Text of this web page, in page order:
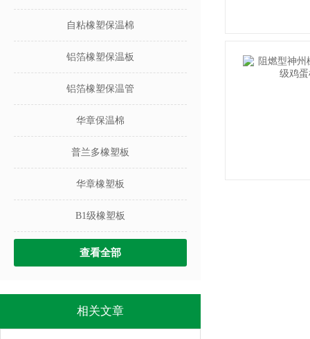
自粘橡塑保温棉
铝箔橡塑保温板
铝箔橡塑保温管
华章保温棉
普兰多橡塑板
华章橡塑板
B1级橡塑板
查看全部
相关文章